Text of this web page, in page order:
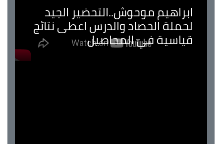
ابراهيم موحوش..التحضير الجيد
لحملة الحصاد والدرس اعطى نتائج
قياسية في المحاصيل